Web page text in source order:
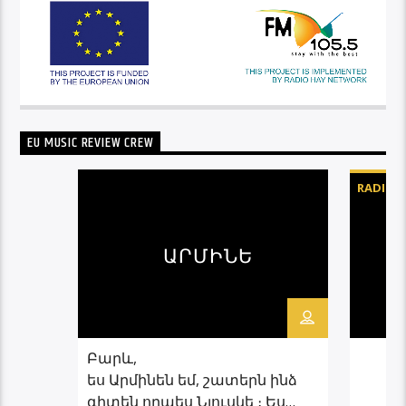
EU MUSIC REVIEW CREW
ԱՐՄԻՆԵ
Բարև,
ես Արմինեն եմ, շատերն ինձ
գիտեն որպես Նյուսկե ։ Ես
RADIO